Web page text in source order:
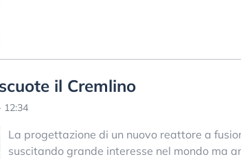
il Cremlino
12:34
La progettazione di un nuovo reattore a
suscitando grande interesse nel mondo ma